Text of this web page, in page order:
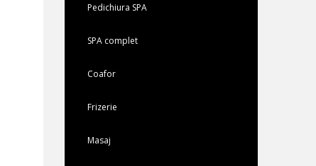
Pedichiura SPA
SPA complet
Coafor
Frizerie
Masaj